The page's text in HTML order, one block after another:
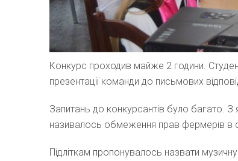
Конкурс проходив майже 2 години.
презентації команди до письмових
Запитань до конкурсантів було багато. З
називалось обмеження прав фермерів в
Підліткам пропонувалось назвати